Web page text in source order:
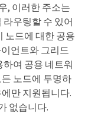
, 이러한 주소는
우팅할 수 있어
노드에 대한 공용
언트와 그리드
하여 공용 네트워
노드에 투명하
만 지원됩니다.
없습니다.